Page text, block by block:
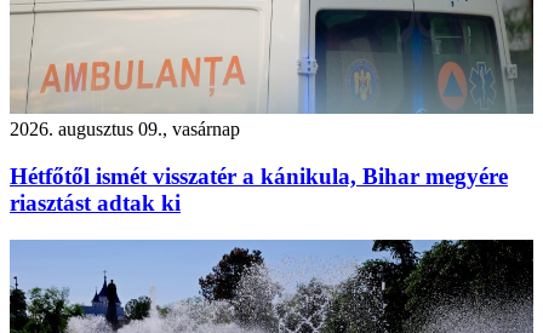
2026. augusztus 09., vasárnap
Hétfőtől ismét visszatér a kánikula, Bihar megyére
riasztást adtak ki